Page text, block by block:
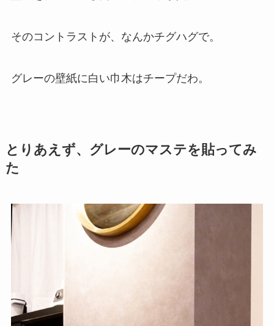
そのコントラストが、なんかチグハグで。
グレーの壁紙に白い巾木はチープだわ。
とりあえず、グレーのマステを貼ってみ
た